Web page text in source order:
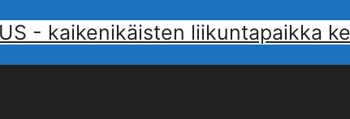
- kaikenikäisten liikuntapaikka